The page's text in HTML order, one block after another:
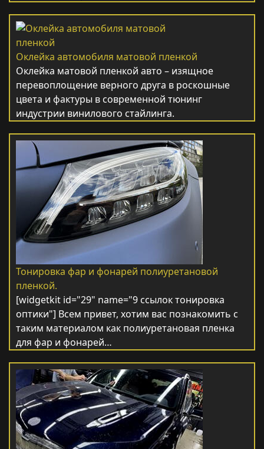
Оклейка автомобиля матовой пленкой
Оклейка матовой пленкой авто – изящное
перевоплощение верного друга в роскошные
цвета и фактуры в современной тюнинг
индустрии винилового стайлинга.
Тонировка фар и фонарей полиуретановой
пленкой.
[widgetkit id="29" name="9 ссылок тонировка
оптики"] Всем привет, хотим вас познакомить с
таким материалом как полиуретановая пленка
для фар и фонарей…